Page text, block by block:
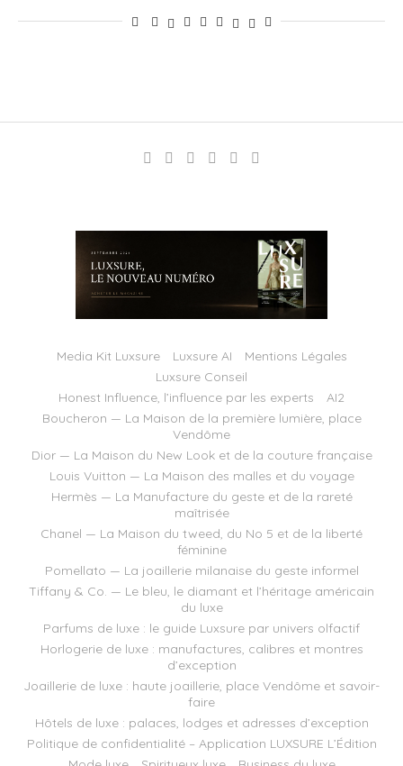
Media Kit Luxsure Luxsure AI
Mentions Légales
Luxsure Conseil
Honest Influence, l’influence par les experts
AI2
Boucheron — La Maison de la première lumière, place
Vendôme
Dior — La Maison du New Look et de la couture française
Louis Vuitton — La Maison des malles et du voyage
Hermès — La Manufacture du geste et de la rareté
maîtrisée
Chanel — La Maison du tweed, du No 5 et de la liberté
féminine
Pomellato — La joaillerie milanaise du geste informel
Tiffany & Co. — Le bleu, le diamant et l’héritage américain
du luxe
Parfums de luxe : le guide Luxsure par univers olfactif
Horlogerie de luxe : manufactures, calibres et montres
d’exception
Joaillerie de luxe : haute joaillerie, place Vendôme et savoir-
faire
Hôtels de luxe : palaces, lodges et adresses d’exception
Politique de confidentialité – Application LUXSURE L’Édition